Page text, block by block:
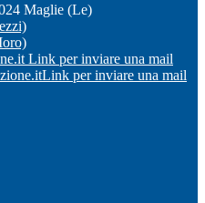
Maglie (Le)
Link per inviare una mail
Link per inviare una mail